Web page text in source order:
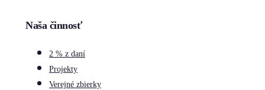
Naša činnosť
2 % z daní
Projekty
Verejné zbierky